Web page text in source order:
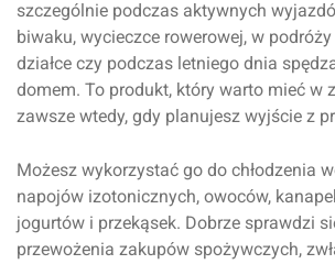
szczególnie podczas aktywnych
biwaku, wycieczce rowerowej, w
działce czy podczas letniego dnia
domem. To produkt, który warto mieć w
zawsze wtedy, gdy planujesz wyjście z
Możesz wykorzystać go do chłodzenia
napojów izotonicznych, owoców,
jogurtów i przekąsek. Dobrze sprawdzi
przewożenia zakupów spożywczych,